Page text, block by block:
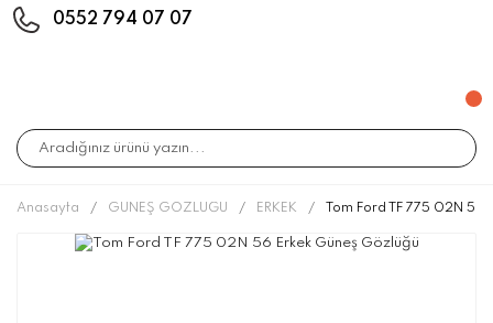
0552 794 07 07
Anasayfa GÜNEŞ GÖZLÜĞÜ ERKEK Tom Ford TF 775 02N